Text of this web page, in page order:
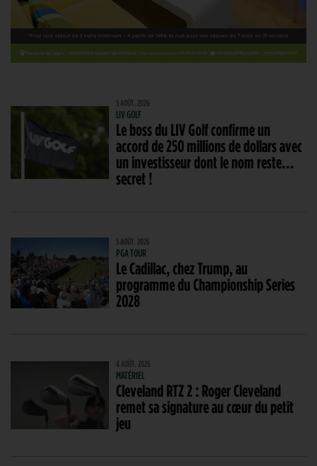
5 AOÛT. 2026
LIV GOLF
Le boss du LIV Golf confirme un
accord de 250 millions de dollars avec
un investisseur dont le nom reste…
secret !
5 AOÛT. 2026
PGA TOUR
Le Cadillac, chez Trump, au
programme du Championship Series
2028
4 AOÛT. 2026
MATÉRIEL
Cleveland RTZ 2 : Roger Cleveland
remet sa signature au cœur du petit
jeu